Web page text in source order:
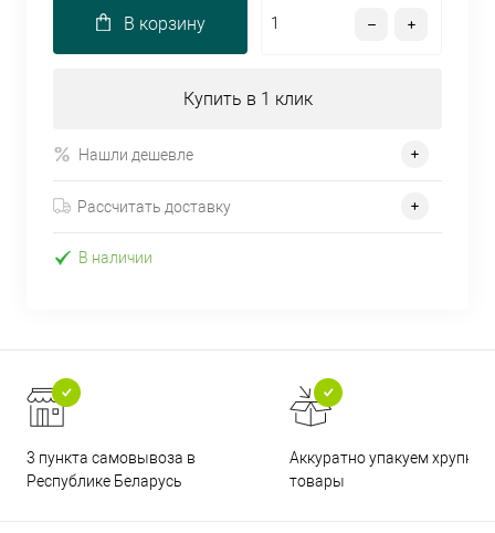
В корзину
Купить в 1 клик
Нашли дешевле
Рассчитать доставку
В наличии
3 пункта самовывоза в
Республике Беларусь
Аккуратно упакуем хрупкие
товары